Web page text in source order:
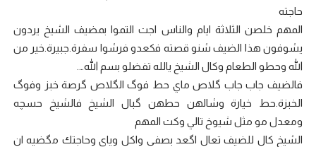
حاجته
المهم خلصن الثلاثة ايام والناس اجت التموا بمضيف الشيخ يردون
يشوفون هذا الضيف شنو قصته فكعدو فرشوا سفرة.جبيرة.خير من
الله وحطو الطعام وكال الشيخ يالله تفضلو بسم الله….
فالضيف جاب جاب گلاص ماي حط فوگ الگلاص گرصة خبز وفوگ
الخبزة.حط خيارة وشالهن حطهن گبال الشيخ فالشيخ حسچه
ومعدل مو مثل شيوخ تالي وكت المهم
الشيخ كال للضيف تعال اگعد بصفي واكل وياي وحاجتك مگضيه ان